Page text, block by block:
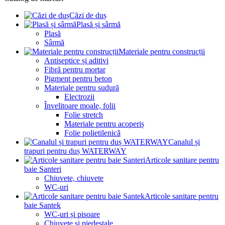
Căzi de duș
Plasă și sârmă
Plasă
Sârmă
Materiale pentru construcții
Antiseptice și aditivi
Fibră pentru mortar
Pigment pentru beton
Materiale pentru sudură
Electrozii
Învelitoare moale, folii
Folie stretch
Materiale pentru acoperiș
Folie polietilenică
Canalul și
trapuri pentru duș WATERWAY
Articole sanitare pentru
baie Santeri
Chiuvete, chiuvete
WC-uri
Articole sanitare pentru
baie Santek
WC-uri și pisoare
Chiuvete și piedestale